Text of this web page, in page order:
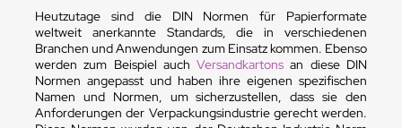
Heutzutage sind die DIN Normen für Papierformate
weltweit anerkannte Standards, die in verschiedenen
Branchen und Anwendungen zum Einsatz kommen. Ebenso
werden zum Beispiel auchVersandkartons an diese DIN
Normen angepasst und haben ihre eigenen spezifischen
Namen und Normen, um sicherzustellen, dass sie den
Anforderungen der Verpackungsindustrie gerecht werden.